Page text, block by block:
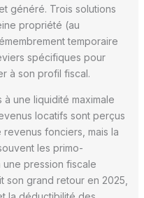
généré. Trois solutions
propriété (au
temporaire
spécifiques pour
à son profil fiscal.
une liquidité maximale
locatifs sont perçus
revenus fonciers, mais la
les primo-
une pression fiscale
grand retour en 2025,